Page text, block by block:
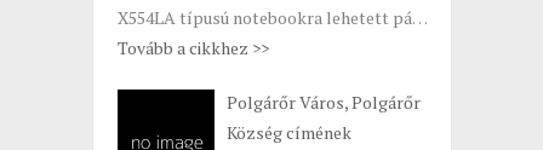
X554LA típusú notebookra lehetett pá…
Tovább a cikkhez >>
Polgárőr Város, Polgárőr
Község címének